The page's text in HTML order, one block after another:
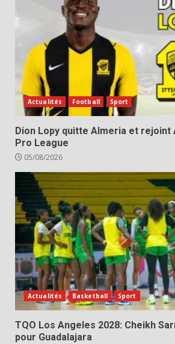
Actualités Football Sport
Dion Lopy quitte Almeria et rejoint
Pro League
05/08/2026
Actualités Basketball Sport
TQO Los Angeles 2028: Cheikh
pour Guadalajara